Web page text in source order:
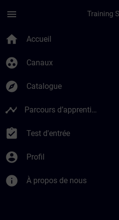
menu
home Accueil
group_work Canaux
explore Catalogue
timeline Parcours d’apprentissage
assignment_turned_in Test d'entrée
account_circle Profil
info À propos de nous